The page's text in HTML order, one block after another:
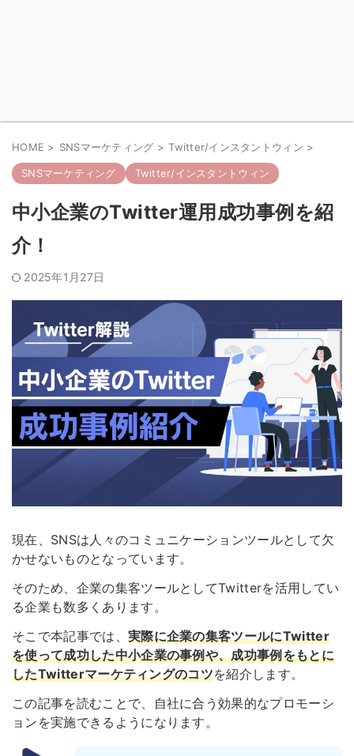
HOME > SNSマーケティング > Twitter/インスタントウィン >
SNSマーケティング Twitter/インスタントウィン
中小企業のTwitter運用成功事例を紹
介！
2025年1月27日
現在、SNSは人々のコミュニケーションツールとして欠
かせないものとなっています。
そのため、企業の集客ツールとしてTwitterを活用してい
る企業も数多くあります。
そこで本記事では、 実際に企業の集客ツールにTwitter
を使って成功した中小企業の事例や、成功事例をもとに
したTwitterマーケティングのコツを紹介します。
この記事を読むことで、自社に合う効果的なプロモーシ
ョンを実施できるようになります。